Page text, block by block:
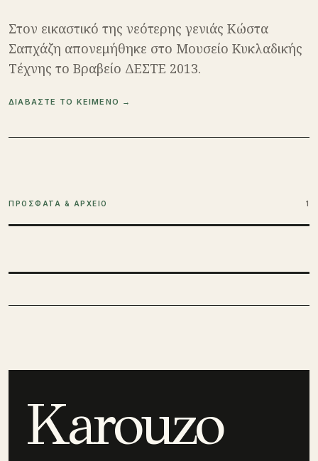
Στον εικαστικό της νεότερης γενιάς Κώστα
Σαπχάζη απονεμήθηκε στο Μουσείο Κυκλαδικής
Τέχνης το Βραβείο ΔΕΣΤΕ 2013.
ΔΙΑΒΑΣΤΕ ΤΟ ΚΕΙΜΕΝΟ →
ΠΡΟΣΦΑΤΑ & ΑΡΧΕΙΟ 1
Karouzo